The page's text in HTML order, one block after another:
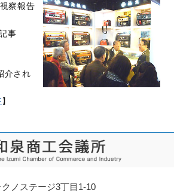
察報告
事
介され
】
ノステージ3丁目1-10